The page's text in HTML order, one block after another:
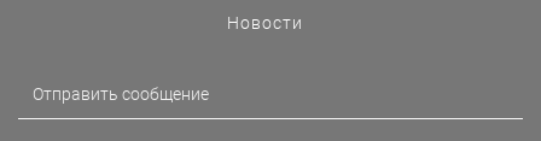
Новости